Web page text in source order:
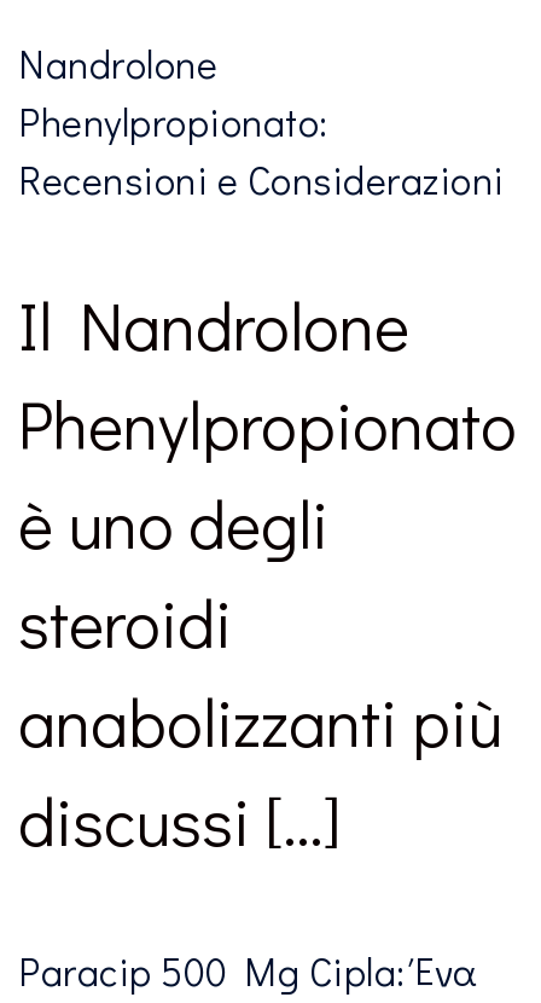
Nandrolone
Phenylpropionato:
Recensioni e Considerazioni
Il Nandrolone
Phenylpropionato
è uno degli
steroidi
anabolizzanti più
discussi […]
Paracip 500 Mg Cipla: Ένα